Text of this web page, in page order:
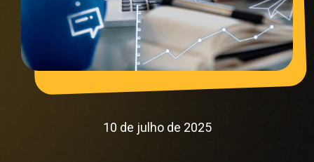
10 de julho de 2025